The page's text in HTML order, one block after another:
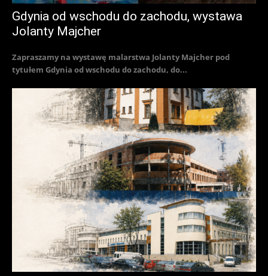
Gdynia od wschodu do zachodu, wystawa
Jolanty Majcher
Zapraszamy na wystawę malarstwa Jolanty Majcher pod
tytułem Gdynia od wschodu do zachodu, do...